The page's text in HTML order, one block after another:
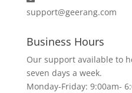
support@geerang.com
Business Hours
Our support available to
seven days a week.
Monday-Friday: 9:00am-